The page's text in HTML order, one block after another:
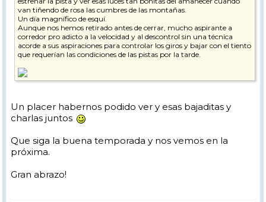
van tiñendo de rosa las cumbres de las montañas.
Un día magnífico de esquí.
Aunque nos hemos retirado antes de cerrar, mucho aspirante a
corredor pro adicto a la velocidad y al descontrol sin una técnica
acorde a sus aspiraciones para controlar los giros y bajar con el tiento
que requerían las condiciones de las pistas por la tarde.
Un placer habernos podido ver y esas bajaditas y
charlas juntos
Que siga la buena temporada y nos vemos en la
próxima.
Gran abrazo!